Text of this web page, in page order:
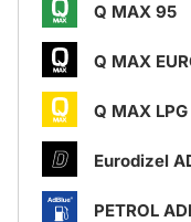
Q MAX 95
Q MAX
Q MAX LPG
Eurodizel
PETROL